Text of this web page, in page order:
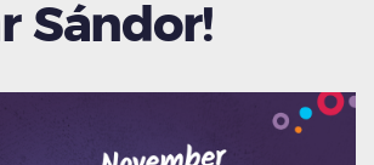
Sándor!